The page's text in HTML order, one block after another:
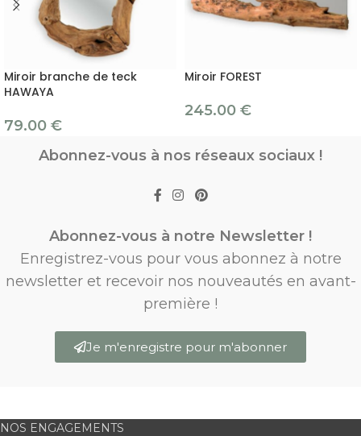
Miroir branche de teck
HAWAYA
79.00 €
Miroir FOREST
245.00 €
Abonnez-vous à nos réseaux sociaux !
Abonnez-vous à notre Newsletter !
Enregistrez-vous pour vous abonnez à notre
newsletter et recevoir nos nouveautés en avant-
première !
Je m'enregistre pour m'abonner
NOS ENGAGEMENTS